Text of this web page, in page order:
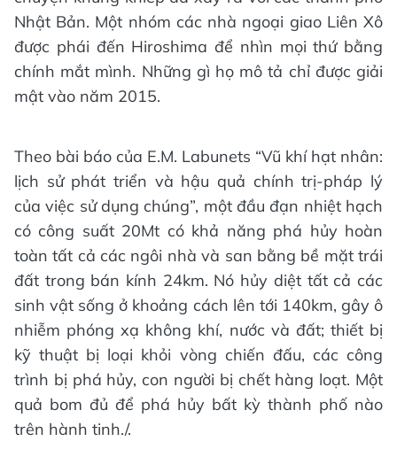
Nhật Bản. Một nhóm các nhà ngoại giao Liên Xô
được phái đến Hiroshima để nhìn mọi thứ bằng
chính mắt mình. Những gì họ mô tả chỉ được giải
mật vào năm 2015.
Theo bài báo của E.M. Labunets “Vũ khí hạt nhân:
lịch sử phát triển và hậu quả chính trị-pháp lý
của việc sử dụng chúng”, một đầu đạn nhiệt hạch
có công suất 20Mt có khả năng phá hủy hoàn
toàn tất cả các ngôi nhà và san bằng bề mặt trái
đất trong bán kính 24km. Nó hủy diệt tất cả các
sinh vật sống ở khoảng cách lên tới 140km, gây ô
nhiễm phóng xạ không khí, nước và đất; thiết bị
kỹ thuật bị loại khỏi vòng chiến đấu, các công
trình bị phá hủy, con người bị chết hàng loạt. Một
quả bom đủ để phá hủy bất kỳ thành phố nào
trên hành tinh./.